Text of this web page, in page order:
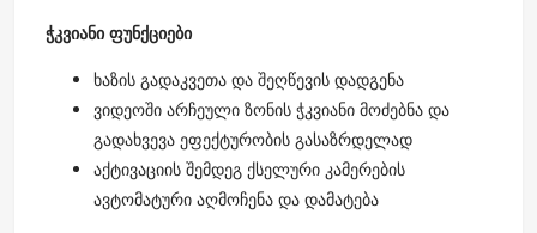
ჭკვიანი ფუნქციები
ხაზის გადაკვეთა და შეღწევის დადგენა
ვიდეოში არჩეული ზონის ჭკვიანი მოძებნა და
გადახვევა ეფექტურობის გასაზრდელად
აქტივაციის შემდეგ ქსელური კამერების
ავტომატური აღმოჩენა და დამატება